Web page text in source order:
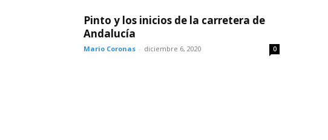
Pinto y los inicios de la carretera de
Andalucía
Mario Coronas - diciembre 6, 2020 0